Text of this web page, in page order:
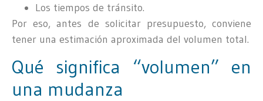
Los tiempos de tránsito.
Por eso, antes de solicitar presupuesto, conviene
tener una estimación aproximada del volumen total.
Qué significa “volumen” en
una mudanza